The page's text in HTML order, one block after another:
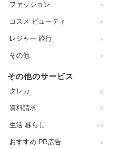
ファッション
コスメ ビューティ
レジャー 旅行
その他
その他のサービス
クレカ
資料請求
生活 暮らし
おすすめ PR広告